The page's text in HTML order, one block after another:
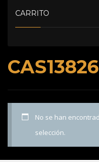
CAS13826
No se han
selección.
CARRITO